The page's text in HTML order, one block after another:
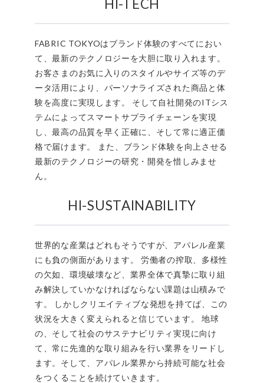
HI-TECH
FABRIC TOKYOはブランド体験のすべてにおい
て、最新のテクノロジーを大胆に取り入れます。
お客さまのお気に入りのスタイルやサイズ等のデ
ータ活用により、パーソナライズされた商品と体
験を高度に実現します。 そして自社開発のITシス
テムによってスマートサプライチェーンを実現
し、最高の品質を早く正確に、そして常に適正価
格で届けます。 また、ブランド体験を向上させる
最新のテクノロジーの研究・開発を惜しみませ
ん。
HI-SUSTAINABILITY
世界的な産業はどれもそうですが、アパレル産業
にも負の側面があります。 労働者の搾取、多様性
の欠如、環境破壊など、業界全体で真摯に取り組
み解決していかなければならない課題は山積みで
す。 しかしクリエイティブな発想を持てば、この
状況を大きく変えられると信じています。 地球
の、そして社会のサステナビリティ実現に向け
て、常に先進的な取り組みを行い業界をリードし
ます。そして、アパレル業界から持続可能な社会
をつくることを続けていきます。